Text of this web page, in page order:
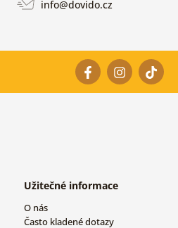
info@dovido.cz
Užitečné informace
O nás
Často kladené dotazy